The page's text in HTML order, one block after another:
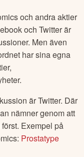
och andra aktier
och Twitter är
Men även
har sina egna
är Twitter. Där
nämner genom att
Exempel på
: Prostatype